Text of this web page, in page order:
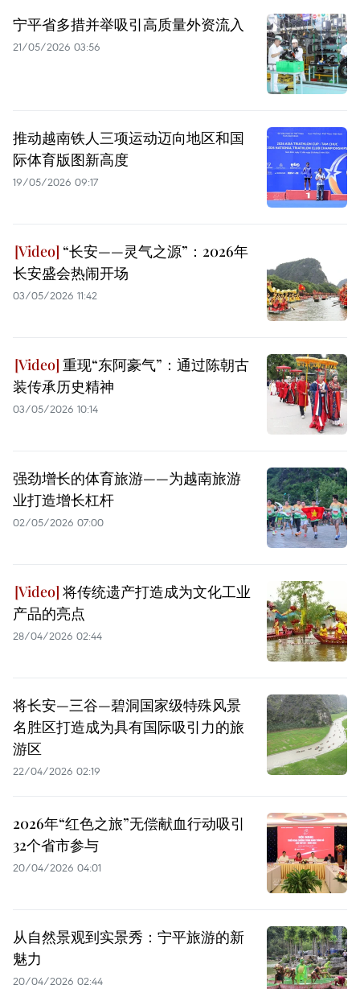
宁平省多措并举吸引高质量外资流入
21/05/2026 03:56
推动越南铁人三项运动迈向地区和国
际体育版图新高度
19/05/2026 09:17
“长安——灵气之源”：2026年
长安盛会热闹开场
03/05/2026 11:42
重现“东阿豪气”：通过陈朝古
装传承历史精神
03/05/2026 10:14
强劲增长的体育旅游——为越南旅游
业打造增长杠杆
02/05/2026 07:00
将传统遗产打造成为文化工业
产品的亮点
28/04/2026 02:44
将长安—三谷—碧洞国家级特殊风景
名胜区打造成为具有国际吸引力的旅
游区
22/04/2026 02:19
2026年“红色之旅”无偿献血行动吸引
32个省市参与
20/04/2026 04:01
从自然景观到实景秀：宁平旅游的新
魅力
20/04/2026 02:44